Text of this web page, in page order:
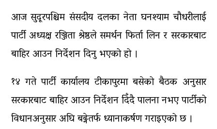
आज सुदूरपश्चिम संसदीय दलका नेता घनश्याम चौधरीलाई
पार्टी अध्यक्ष रञ्जिता श्रेष्ठले समर्थन फिर्ता लिन र सरकारबाट
बाहिर आउन निर्देशन दिनु भएको हो ।
१४ गते पार्टी कार्यालय टीकापुरमा बसेको बैठक अनुसार
सरकारबाट बाहिर आउन निर्देशन दिँदै पालना नभए पार्टीको
विधानअनुसार अघि बढ्नेतर्फ ध्यानाकर्षण गराइएको छ ।